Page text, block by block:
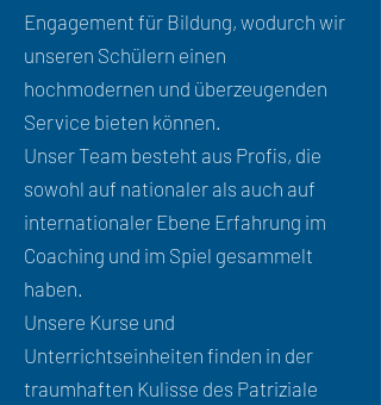
Engagement für Bildung, wodurch wir
unseren Schülern einen
hochmodernen und überzeugenden
Service bieten können.
Unser Team besteht aus Profis, die
sowohl auf nationaler als auch auf
internationaler Ebene Erfahrung im
Coaching und im Spiel gesammelt
haben.
Unsere Kurse und
Unterrichtseinheiten finden in der
traumhaften Kulisse des Patriziale